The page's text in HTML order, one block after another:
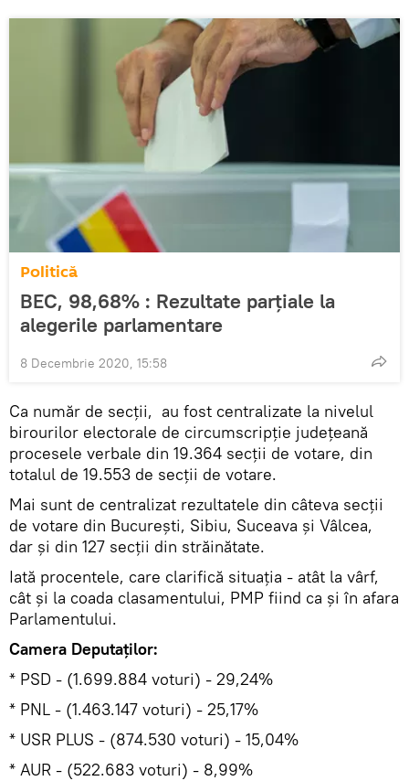
Politică
BEC, 98,68% : Rezultate parțiale la
alegerile parlamentare
8 Decembrie 2020, 15:58
Ca număr de secții, au fost centralizate la nivelul
birourilor electorale de circumscripţie judeţeană
procesele verbale din 19.364 secţii de votare, din
totalul de 19.553 de secţii de votare.
Mai sunt de centralizat rezultatele din câteva secţii
de votare din Bucureşti, Sibiu, Suceava şi Vâlcea,
dar şi din 127 secţii din străinătate.
Iată procentele, care clarifică situația - atât la vârf,
cât și la coada clasamentului, PMP fiind ca și în afara
Parlamentului.
Camera Deputaţilor:
* PSD - (1.699.884 voturi) - 29,24%
* PNL - (1.463.147 voturi) - 25,17%
* USR PLUS - (874.530 voturi) - 15,04%
* AUR - (522.683 voturi) - 8,99%